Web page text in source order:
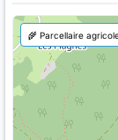
🌾 Parcellaire